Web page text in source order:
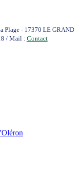
Plage - 17370 LE GRAND
/ Mail : Contact